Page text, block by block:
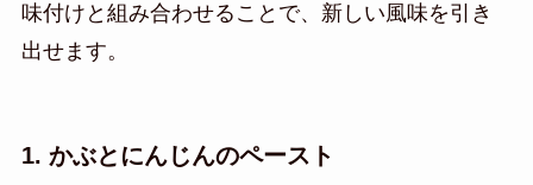
味付けと組み合わせることで、新しい風味を引き
出せます。
1. かぶとにんじんのペースト